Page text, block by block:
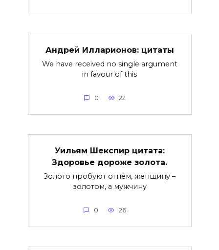
Андрей Илларионов: цитаты
We have received no single argument
in favour of this
0 22
Уильям Шекспир цитата:
Здоровье дороже золота.
Золото пробуют огнём, женщину –
золотом, а мужчину
0 26